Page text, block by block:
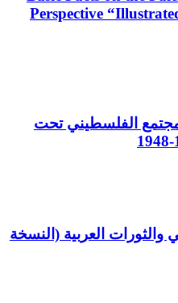
Perspective
الفلسطيني تحت
والثورات العربية (النسخة